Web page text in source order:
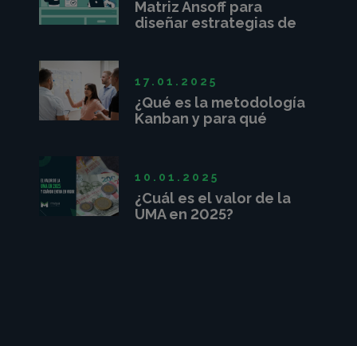
Matriz Ansoff para
diseñar estrategias de
¿Qué es la metodología
Kanban y para qué
17.01.2025
¿Cuál es el valor de la
UMA en 2025?
10.01.2025